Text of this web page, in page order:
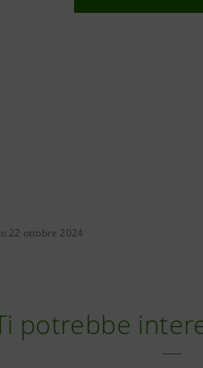
22 ottobre 2024
potrebbe